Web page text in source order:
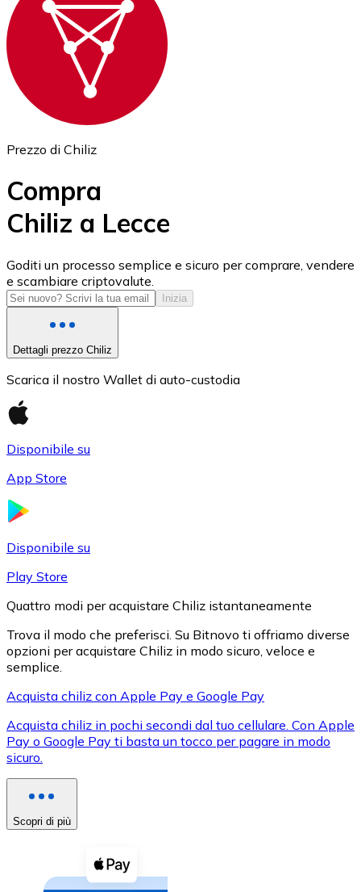
Ethereum
ETH
USD Coin
USDC
XRP
XRP
Vedi tutto
Buoni cripto
Acquista criptovalute in contanti e altri mezzi di
Prezzo di Chiliz
Compra
Chiliz a Lecce
Goditi un processo semplice e sicuro per comprare, vendere
e scambiare criptovalute.
Inizia
Dettagli prezzo Chiliz
Scarica il nostro Wallet di auto-custodia
Disponibile su
App Store
Disponibile su
Play Store
Quattro modi per acquistare Chiliz istantaneamente
Trova il modo che preferisci. Su Bitnovo ti offriamo diverse
opzioni per acquistare Chiliz in modo sicuro, veloce e
semplice.
Acquista chiliz con Apple Pay e Google Pay
Acquista chiliz in pochi secondi dal tuo cellulare. Con Apple
Pay o Google Pay ti basta un tocco per pagare in modo
sicuro.
Scopri di più